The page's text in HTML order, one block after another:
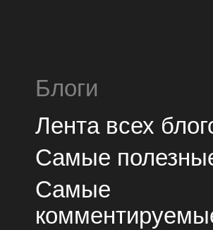
Блоги
Лента всех
Самые
Самые